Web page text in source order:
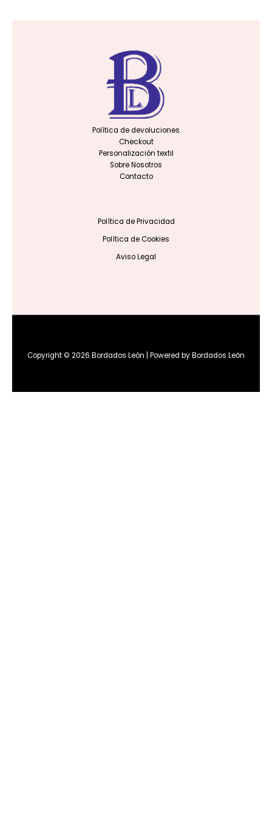
Política de devoluciones
Checkout
Personalización textil
Sobre Nosotros
Contacto
Política de Privacidad
Política de Cookies
Aviso Legal
Copyright © 2026 Bordados León | Powered by Bordados León